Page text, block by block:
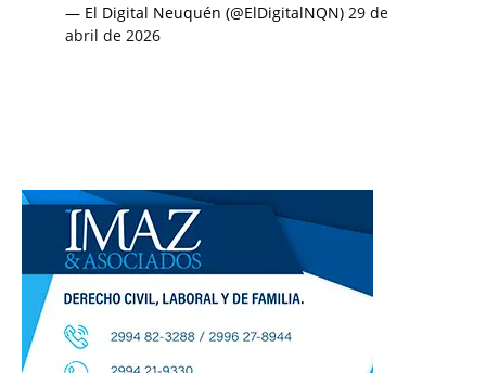
— El Digital Neuquén (@ElDigitalNQN) 29 de
abril de 2026